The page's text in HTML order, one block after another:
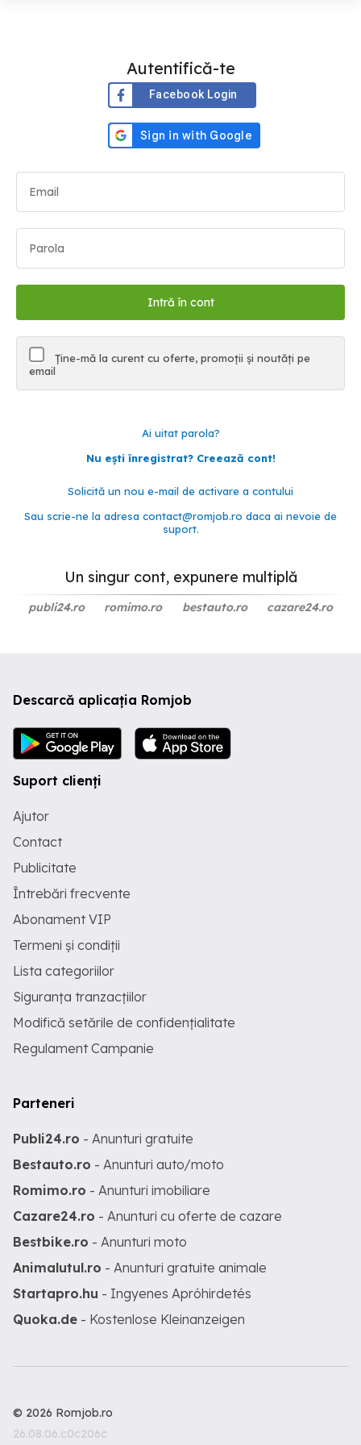
Autentifică-te
Facebook Login
Ține-mă la curent cu oferte, promoții și noutăți pe
email
Ai uitat parola?
Nu ești înregistrat? Creează cont!
Solicită un nou e-mail de activare a contului
Sau scrie-ne la adresa contact@romjob.ro daca ai nevoie de
suport.
Un singur cont, expunere multiplă
publi24.ro romimo.ro bestauto.ro cazare24.ro
Descarcă aplicația Romjob
Suport clienți
Ajutor
Contact
Publicitate
Întrebări frecvente
Abonament VIP
Termeni și condiții
Lista categoriilor
Siguranța tranzacțiilor
Modifică setările de confidențialitate
Regulament Campanie
Parteneri
Publi24.ro - Anunturi gratuite
Bestauto.ro - Anunturi auto/moto
Romimo.ro - Anunturi imobiliare
Cazare24.ro - Anunturi cu oferte de cazare
Bestbike.ro - Anunturi moto
Animalutul.ro - Anunturi gratuite animale
Startapro.hu - Ingyenes Apróhirdetés
Quoka.de - Kostenlose Kleinanzeigen
© 2026 Romjob.ro
26.08.06.c0c206c